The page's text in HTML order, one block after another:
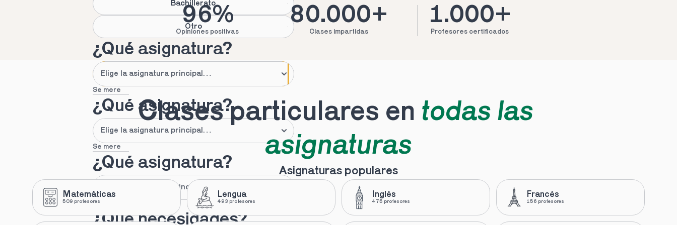
Bachillerato
Otro
¿Qué asignatura?
Se mere
¿Qué asignatura?
Se mere
¿Qué asignatura?
Se mere
¿Qué necesidades?
96%
Opiniones positivas
80.000+
Clases impartidas
1.000+
Profesores certificados
Clases particulares en todas las
asignaturas
Asignaturas populares
Matemáticas
509 profesores
Lengua
493 profesores
Inglés
475 profesores
Francés
156 profesores